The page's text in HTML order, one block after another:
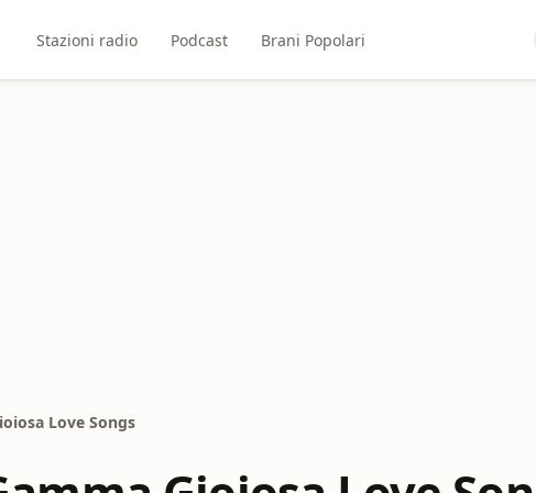
Stazioni radio Podcast Brani Popolari
Love Songs